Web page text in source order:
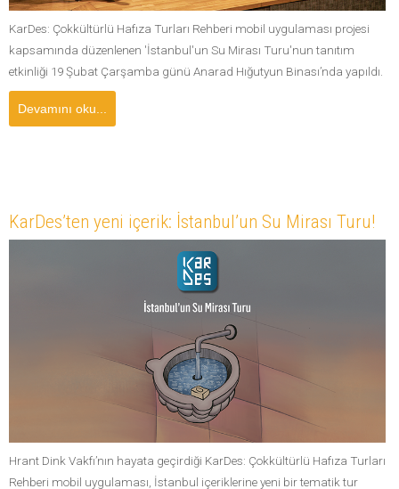
KarDes: Çokkültürlü Hafıza Turları Rehberi mobil uygulaması projesi
kapsamında düzenlenen 'İstanbul'un Su Mirası Turu'nun tanıtım
etkinliği 19 Şubat Çarşamba günü Anarad Hığutyun Binası’nda yapıldı.
Devamını oku...
KarDes’ten yeni içerik: İstanbul’un Su Mirası Turu!
Hrant Dink Vakfı’nın hayata geçirdiği KarDes: Çokkültürlü Hafıza Turları
Rehberi mobil uygulaması, İstanbul içeriklerine yeni bir tematik tur